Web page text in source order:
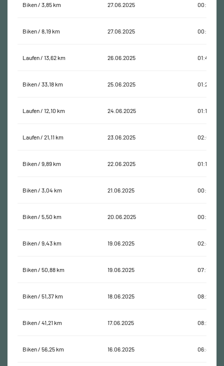
Biken / 3,85 km 27.06.2025 00:09:32
Biken / 8,19 km 27.06.2025 00:25:36
Laufen / 13,62 km 26.06.2025 01:46:33
Biken / 33,18 km 25.06.2025 01:21:38
Laufen / 12,10 km 24.06.2025 01:16:24
Laufen / 21,11 km 23.06.2025 02:00:45
Biken / 9,89 km 22.06.2025 01:19:33
Biken / 3,04 km 21.06.2025 00:27:47
Biken / 5,50 km 20.06.2025 00:28:53
Biken / 9,43 km 19.06.2025 02:48:49
Biken / 50,88 km 19.06.2025 07:15:55
Biken / 51,37 km 18.06.2025 08:21:19
Biken / 41,21 km 17.06.2025 08:25:16
Biken / 56,25 km 16.06.2025 06:47:24